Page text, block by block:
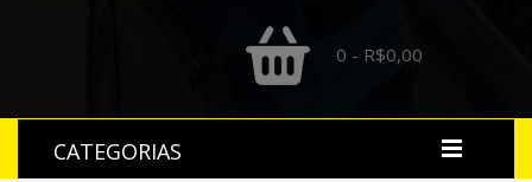
0 - R$0,00
CATEGORIAS